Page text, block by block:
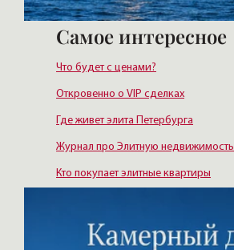
Самое интересное
Что будет с ценами?
Откровенно о VIP сделках
Где живет элита Петербурга
Журнал про Элитную недвижимость
Кто покупает элитные квартиры